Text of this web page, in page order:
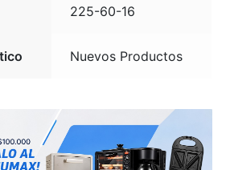
225-60-16
Nuevos Productos